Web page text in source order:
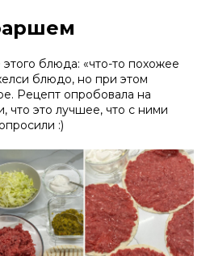
блюда: «что-то похожее
блюдо, но при этом
Рецепт опробовала на
что это лучшее, что с ними
:)